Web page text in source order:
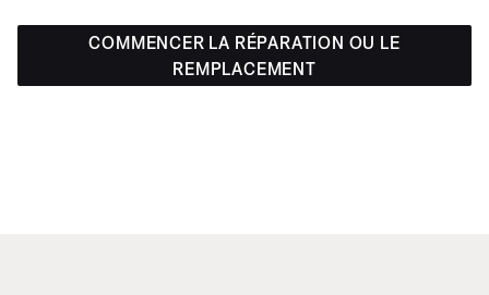
COMMENCER LA RÉPARATION OU LE
REMPLACEMENT